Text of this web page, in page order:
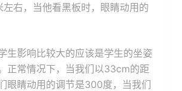
左右，当他看黑板时，眼睛动用的
生影响比较大的应该是学生的坐姿
正常情况下，当我们以33cm的距
眼睛动用的调节是300度，当我们